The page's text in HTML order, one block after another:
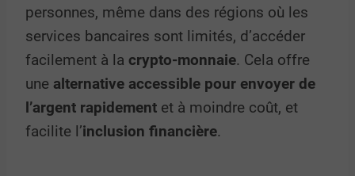
personnes, même dans des régions où les
services bancaires sont limités, d’accéder
facilement à la crypto-monnaie. Cela offre
une alternative accessible pour envoyer de
l’argent rapidement et à moindre coût, et
facilite l’inclusion financière.